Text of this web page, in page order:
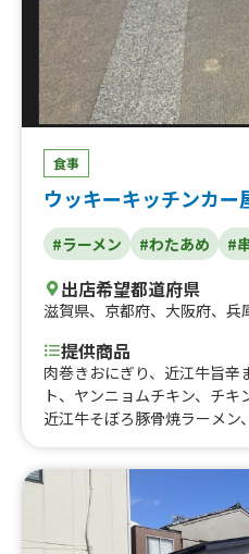
食事
ウッキーキッチンカー
#ラーメン #わたあめ #
出店希望都道府県
滋賀県、 京都府、 大阪府、 兵
提供商品
肉巻きおにぎり、近江牛旨辛
ト、ヤンニョムチキン、チキ
近江牛そぼろ豚骨焼ラーメン
マシュマロ、りんご飴、焼き
串、ひかるわたがし、レイ